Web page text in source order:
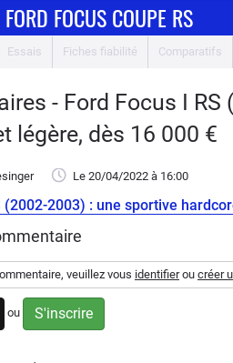
FORD FOCUS COUPE RS
Essais Fiches fiabilité Comparatifs
- Ford Focus I
légère, dès 16 000 €
Le 20/04/2022 à 16:00
(2002-2003) : une sportive
veuillez vous identifierou créer
ou S'inscrire